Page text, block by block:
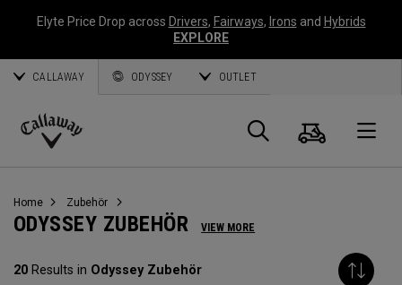
Elyte Price Drop across Drivers, Fairways, Irons and Hybrids
EXPLORE
CALLAWAY ODYSSEY OUTLET
Callaway
Suche
Home Zubehör
ODYSSEY ZUBEHÖR VIEW MORE
20 Results in Odyssey Zubehör